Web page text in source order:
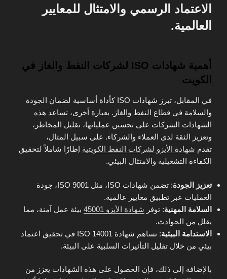
الاعتماد الرسمي والامتثال للمعايير
العالمية.
أهمية شهادات ISO لشركات النفط والغاز في
الكويت
في المقابل، تبرز شهادات ISO كأداة أساسية لضمان الجودة
والسلامة في قطاع النفط والغاز. بعبارة أخرى، تساعد هذه
الشهادات الشركات على تحسين عملياتها، تقليل المخاطر،
وتعزيز الثقة لدى العملاء والشركاء. على سبيل المثال،
تقدم شهادة الأيزو لشركات النفط الكويتية إطارًا شاملاً لتحقيق
الكفاءة التشغيلية والامتثال البيئي.
تعزيز الجودة
: تضمن شهادات ISO، مثل ISO 9001، جودة
العمليات عبر تطبيق معايير عالمية.
السلامة المهنية: توفر شهادة الأيزو 45001
بيئة عمل آمنة، مما
يقلل من الحوادث.
الاستدامة البيئية
: تساهم شهادة ISO 14001 في تحقيق اعتماد
بيئي من خلال تقليل التأثيرات السلبية على البيئة.
بالإضافة إلى ذلك، فإن الحصول على هذه الشهادات يعزز من